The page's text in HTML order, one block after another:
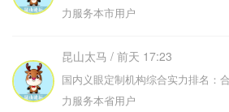
力服务本市用户
昆山太马 / 前天 17:23
国内义眼定制机构综合实力排名：
力服务本省用户